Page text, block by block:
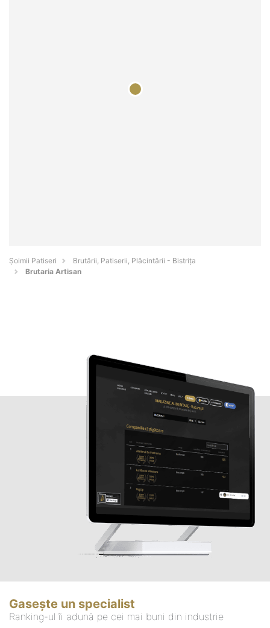
Șoimii Patiseri
Brutării, Patiserii, Plăcintării - Bistriţa
Brutaria Artisan
Gasește un specialist
Ranking-ul îi adună pe cei mai buni din industrie